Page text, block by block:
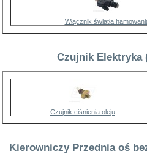
Włącznik światła
Czujnik Elektryka
Czujnik ciśnienia oleju
Kierowniczy Przednia oś